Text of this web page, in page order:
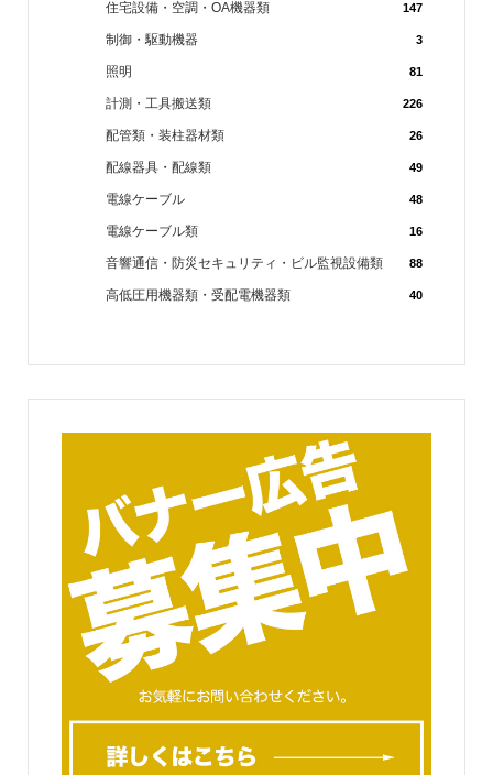
住宅設備・空調・OA機器類 147
制御・駆動機器 3
照明 81
計測・工具搬送類 226
配管類・装柱器材類 26
配線器具・配線類 49
電線ケーブル 48
電線ケーブル類 16
音響通信・防災セキュリティ・ビル監視設備類 88
高低圧用機器類・受配電機器類 40